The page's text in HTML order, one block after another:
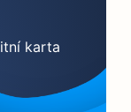
karta